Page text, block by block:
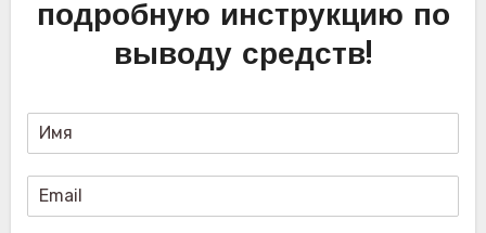
подробную инструкцию по
выводу средств!